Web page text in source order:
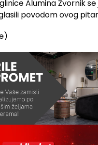
Alumina Zvornik se
povodom ovog